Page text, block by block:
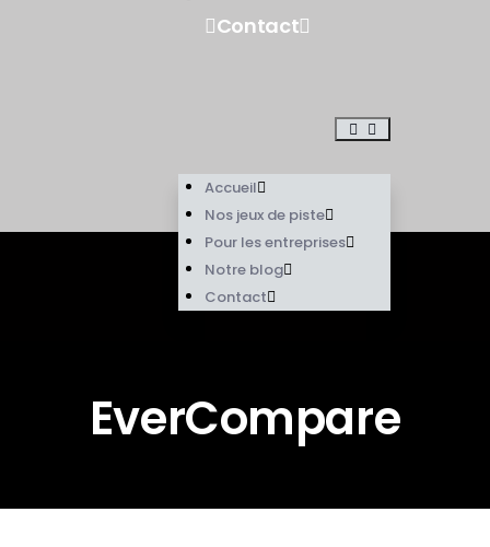
Contact
Accueil
Nos jeux de piste
Pour les entreprises
Notre blog
Contact
EverCompare